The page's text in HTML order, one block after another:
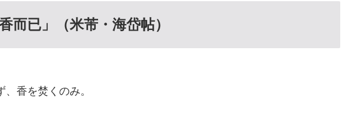
而已」（米芾・海岱帖）
香を焚くのみ。